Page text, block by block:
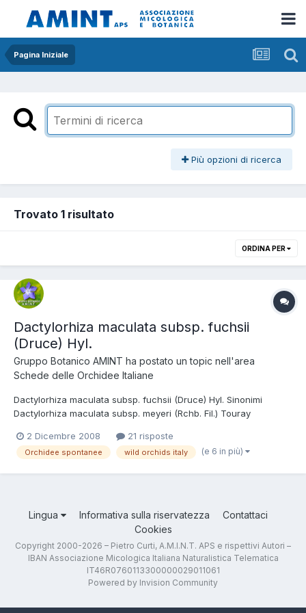
Pagina Iniziale
Più opzioni di ricerca
Trovato 1 risultato
ORDINA PER
Dactylorhiza maculata subsp. fuchsii
(Druce) Hyl.
Gruppo Botanico AMINT ha postato un topic nell'area
Schede delle Orchidee Italiane
Dactylorhiza maculata subsp. fuchsii (Druce) Hyl. Sinonimi
Dactylorhiza maculata subsp. meyeri (Rchb. Fil.) Touray
Tassonomia Regno: Plantae Divisione: Magnoliophyta Classe:
Liliopsida Ordine: Orchidales Famiglia: Orchidaceae Nome italia...
2 Dicembre 2008 21 risposte
Orchidee spontanee wild orchids italy (e 6 in più)
Lingua Informativa sulla riservatezza
Contattaci
Cookies
Copyright 2000-2026 – Pietro Curti, A.M.I.N.T. APS e rispettivi Autori –
IBAN Associazione Micologica Italiana Naturalistica Telematica
IT46R0760113300000029011061
Powered by Invision Community